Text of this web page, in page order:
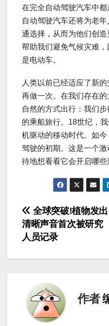
在完全自动驾驶汽车中都
自动驾驶汽车还将为老
通选择，从而为他们创
帮助我们避免气候灾难
是电动车。
人类以前已经适应了新
再做一次。在我们存在
自然的方式出行：我们
的乘船旅行。18世纪，
机驱动的移动时代。如
驾驶的初期。这是一个
待地想看看它会开启哪些
文
章
导
全球突破!植物发出
清晰声音首次被研究
人员记录
作者